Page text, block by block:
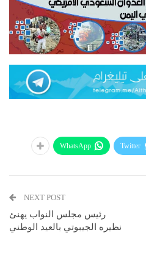
Twitter
WhatsApp
NEXT POST
رئيس مجلس النواب يهنئ
نظيره الجيبوتي بالعيد الوطني